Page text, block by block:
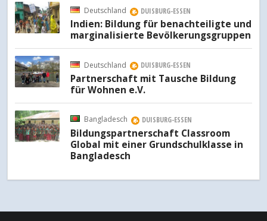
Deutschland DUISBURG-ESSEN
Indien: Bildung für benachteiligte und
marginalisierte Bevölkerungsgruppen
Deutschland DUISBURG-ESSEN
Partnerschaft mit Tausche Bildung
für Wohnen e.V.
Bangladesch DUISBURG-ESSEN
Bildungspartnerschaft Classroom
Global mit einer Grundschulklasse in
Bangladesch